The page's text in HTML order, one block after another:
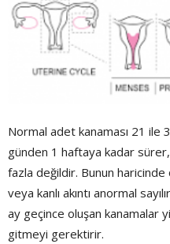
Normal adet kanaması 21 ile
günden 1 haftaya kadar
fazla değildir. Bunun
veya kanlı akıntı anormal
ay geçince oluşan kanamalar
gitmeyi gerektirir.